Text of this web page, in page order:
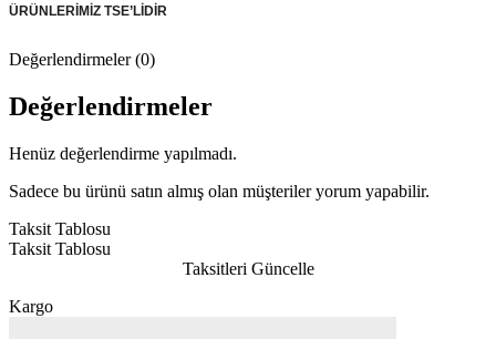
ÜRÜNLERİMİZ TSE’LİDİR
Değerlendirmeler (0)
Değerlendirmeler
Henüz değerlendirme yapılmadı.
Sadece bu ürünü satın almış olan müşteriler yorum yapabilir.
Taksit Tablosu
Taksit Tablosu
Taksitleri Güncelle
Kargo